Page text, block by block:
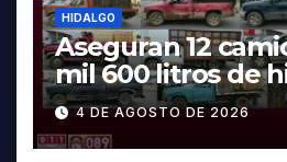
HIDALGO
Aseguran 12
mil 600 litros de
y dos vehículos
Tula
4 DE AGOSTO DE 2026